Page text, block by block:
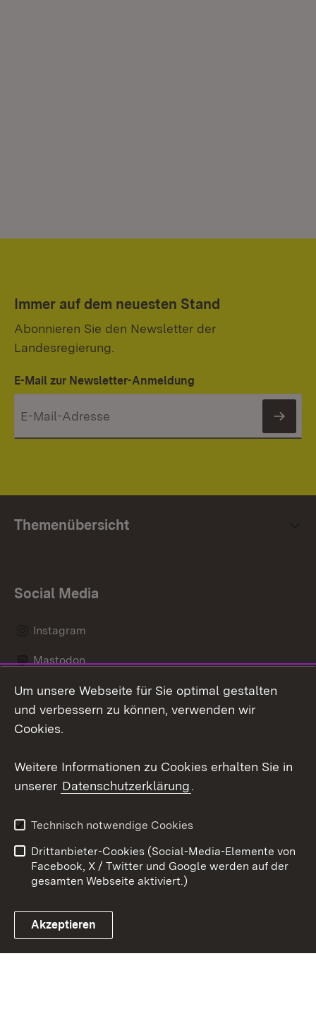
Immer auf dem neuesten Stand
Abonnieren Sie den Newsletter der
Landesregierung.
E-Mail zur Newsletter-Anmeldung
Themenübersicht
Social Media
Instagram
Mastodon
Messenger
Link zum Landesportal
Kontakt
Impressum
Cookies
Um unsere Webseite für Sie optimal gestalten
und verbessern zu können, verwenden wir
Cookies.
Weitere Informationen zu Cookies erhalten Sie in
unserer Datenschutzerklärung.
Technisch notwendige Cookies
Drittanbieter-Cookies (Social-Media-Elemente von
Facebook, X / Twitter und Google werden auf der
gesamten Webseite aktiviert.)
Akzeptieren